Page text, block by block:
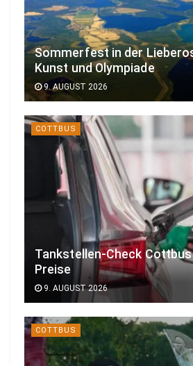
Sommerfest in der
Kunst und Olympiade
9. AUGUST 2026
COTTBUS
Tankstellen-Check
Preise
9. AUGUST 2026
COTTBUS